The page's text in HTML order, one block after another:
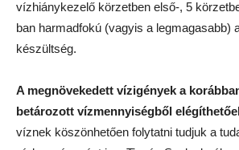
vízhiánykezelő körzetben első-, 5
ban harmadfokú (vagyis a legmagasabb)
készültség.
A megnövekedett vízigények a
betározott vízmennyiségből
víznek köszönhetően folytatni tudjuk a